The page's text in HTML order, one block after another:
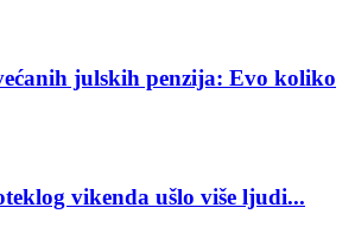
julskih penzija: Evo koliko
vikenda ušlo više ljudi...